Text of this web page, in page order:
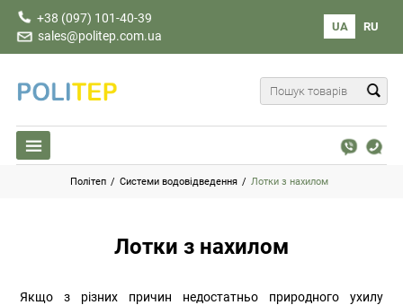
+38 (097) 101-40-39
sales@politep.com.ua
UA RU
Політеп / Системи водовідведення / Лотки з нахилом
Лотки з нахилом
Якщо з різних причин недостатньо природного ухилу